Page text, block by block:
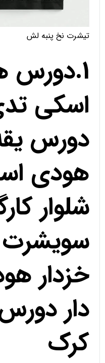
تیشرت نخ پنبه لش
1.دورس
اسکی
دورس
هودی
شلوار
خزدار
دار
کرک